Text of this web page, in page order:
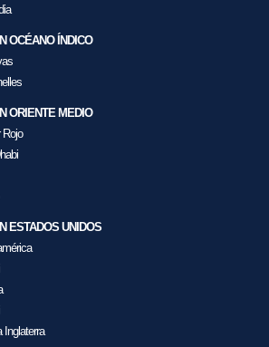
OCÉANO ÍNDICO
ORIENTE MEDIO
Rojo
ESTADOS UNIDOS
Inglaterra